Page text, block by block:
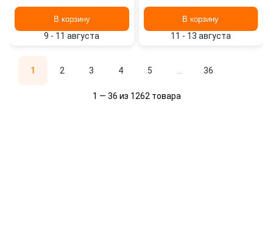
BV16236
В корзину
9 - 11 августа
BV16238
В корзину
11 - 13 августа
1 2 3 4 5 36
1 — 36 из 1262 товара